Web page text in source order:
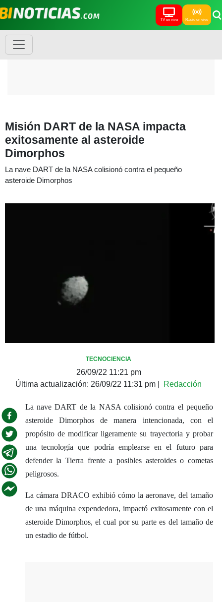
TV en vivo Radio en vivo
Misión DART de la NASA impacta
exitosamente al asteroide
Dimorphos
La nave DART de la NASA colisionó contra el pequeño
asteroide Dimorphos
TECNOCIENCIA
26/09/22 11:21 pm
Última actualización: 26/09/22 11:31 pm Redacción
La nave DART de la NASA colisionó contra el pequeño
asteroide Dimorphos de manera intencionada, con el
propósito de modificar ligeramente su trayectoria y probar
una tecnología que podría emplearse en el futuro para
defender la Tierra frente a posibles asteroides o cometas
peligrosos.
La cámara DRACO exhibió cómo la aeronave, del tamaño
de una máquina expendedora, impactó exitosamente con el
asteroide Dimorphos, el cual por su parte es del tamaño de
un estadio de fútbol.